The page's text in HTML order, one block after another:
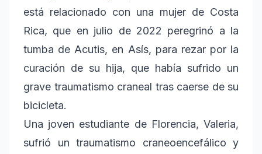
está relacionado con una mujer de Costa
Rica, que en julio de 2022 peregrinó a la
tumba de Acutis, en Asís, para rezar por la
curación de su hija, que había sufrido un
grave traumatismo craneal tras caerse de su
bicicleta.
Una joven estudiante de Florencia, Valeria,
sufrió un traumatismo craneoencefálico y